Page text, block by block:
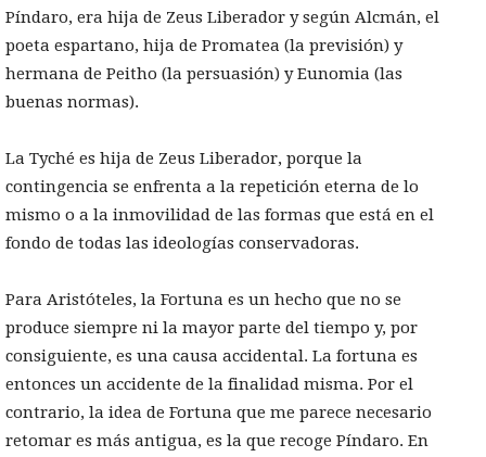
Píndaro, era hija de Zeus Liberador y según Alcmán, el
poeta espartano, hija de Promatea (la previsión) y
hermana de Peitho (la persuasión) y Eunomia (las
buenas normas).
La Tyché es hija de Zeus Liberador, porque la
contingencia se enfrenta a la repetición eterna de lo
mismo o a la inmovilidad de las formas que está en el
fondo de todas las ideologías conservadoras.
Para Aristóteles, la Fortuna es un hecho que no se
produce siempre ni la mayor parte del tiempo y, por
consiguiente, es una causa accidental. La fortuna es
entonces un accidente de la finalidad misma. Por el
contrario, la idea de Fortuna que me parece necesario
retomar es más antigua, es la que recoge Píndaro. En